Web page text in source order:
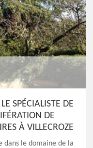
SPÉCIALISTE DE
DE
À VILLECROZE
dans le domaine de la